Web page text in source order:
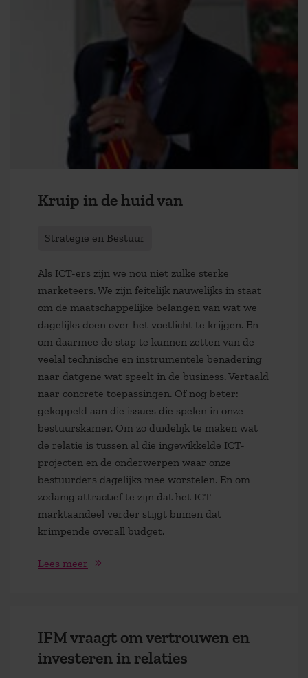
Kruip in de huid van
Strategie en Bestuur
Als ICT-ers zijn we nou niet zulke sterke
marketeers. We zijn feitelijk nauwelijks in staat
om de maatschappelijke belangen van wat we
dagelijks doen over het voetlicht te krijgen. En
om daarmee de stap te kunnen zetten van de
veelal technische en instrumentele benadering
naar datgene wat speelt in de business. Vertaald
naar concrete toepassingen. Of nog beter:
gekoppeld aan die issues die spelen in onze
bestuurskamer. Om zo duidelijk te maken wat
de relatie is tussen al die ingewikkelde ICT-
projecten en de onderwerpen waar onze
bestuurders dagelijks mee worstelen. En om
zodanig attractief te zijn dat het ICT-
marktaandeel verder stijgt binnen dat
krimpende overall budget.
Lees meer
IFM vraagt om vertrouwen en
investeren in relaties